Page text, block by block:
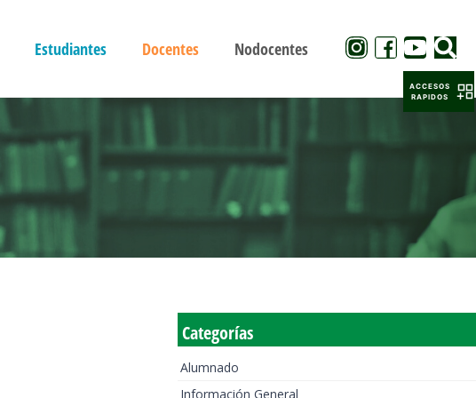
Estudiantes Docentes Nodocentes
Categorías
Alumnado
Información General
ACCESOS
RAPIDOS